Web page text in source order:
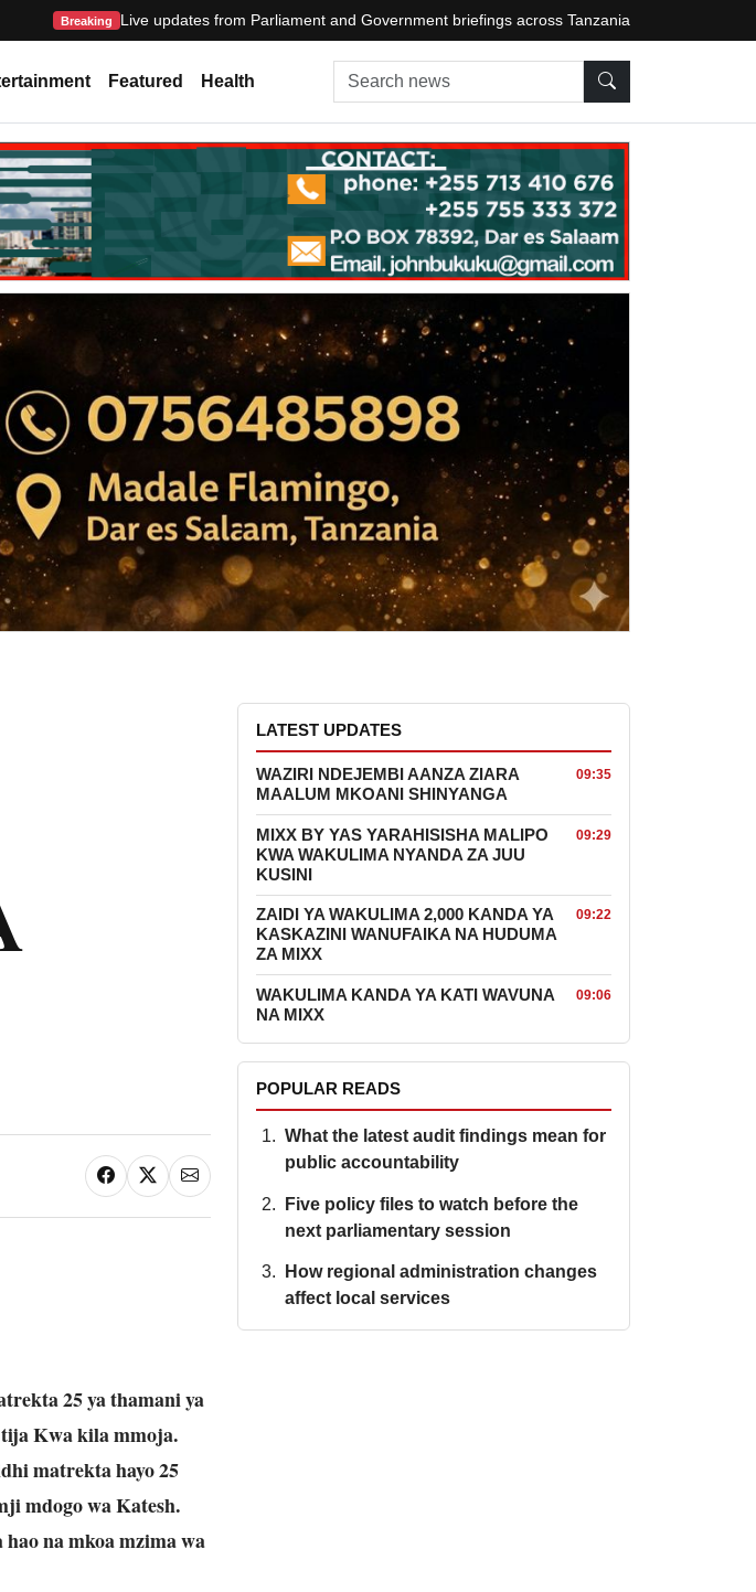
Breaking Live updates from Parliament and Government briefings across Tanzania
Featured Health Search news
25 ya thamani ya
Kwa kila mmoja.
matrekta hayo 25
mdogo wa Katesh.
na mkoa mzima wa
LATEST UPDATES
WAZIRI NDEJEMBI AANZA ZIARA
MAALUM MKOANI SHINYANGA
09:35
MIXX BY YAS YARAHISISHA MALIPO
KWA WAKULIMA NYANDA ZA JUU
KUSINI
09:29
ZAIDI YA WAKULIMA 2,000 KANDA YA
KASKAZINI WANUFAIKA NA HUDUMA
ZA MIXX
09:22
WAKULIMA KANDA YA KATI WAVUNA
NA MIXX
09:06
POPULAR READS
What the latest audit findings mean for
public accountability
Five policy files to watch before the
next parliamentary session
How regional administration changes
affect local services